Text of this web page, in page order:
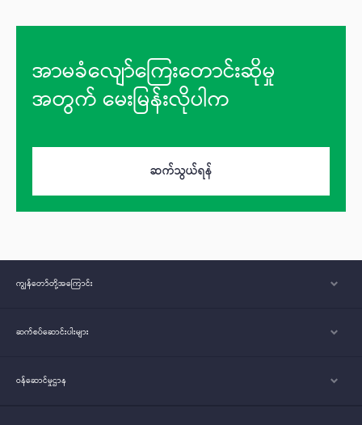
အာမခံလျော်ကြေးတောင်းဆိုမှု
အတွက် မေးမြန်းလိုပါက
ဆက်သွယ်ရန်
ကျွန်တော်တို့အ‌ကြောင်း
ဆက်စပ်ဆောင်းပါးများ
ဝန်ဆောင်မှုဌာန